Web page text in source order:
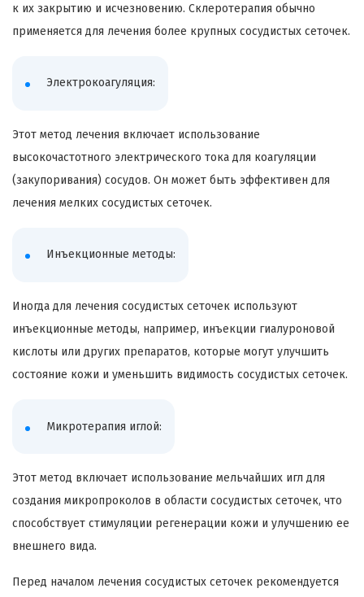
к их закрытию и исчезновению. Склеротерапия обычно
применяется для лечения более крупных сосудистых сеточек.
Электрокоагуляция:
Этот метод лечения включает использование
высокочастотного электрического тока для коагуляции
(закупоривания) сосудов. Он может быть эффективен для
лечения мелких сосудистых сеточек.
Инъекционные методы:
Иногда для лечения сосудистых сеточек используют
инъекционные методы, например, инъекции гиалуроновой
кислоты или других препаратов, которые могут улучшить
состояние кожи и уменьшить видимость сосудистых сеточек.
Микротерапия иглой:
Этот метод включает использование мельчайших игл для
создания микропроколов в области сосудистых сеточек, что
способствует стимуляции регенерации кожи и улучшению ее
внешнего вида.
Перед началом лечения сосудистых сеточек рекомендуется